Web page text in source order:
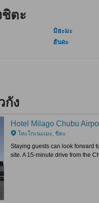
ตะ
มิฮะมะ
ฮันดะ
กัง
Hotel Milago Chubu
โทะโกะนะเมะ, ชิตะ
Staying guests can look forward
site. A 15-minute drive from the